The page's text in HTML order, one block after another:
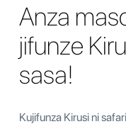
Anza
jifunze
sasa!
Kujifunza Kirusi ni